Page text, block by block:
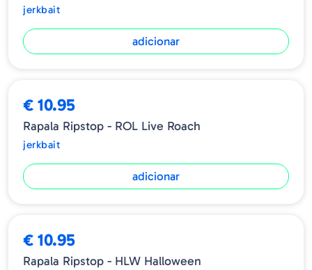
jerkbait
adicionar
€ 10.95
Rapala Ripstop - ROL Live Roach
jerkbait
adicionar
€ 10.95
Rapala Ripstop - HLW Halloween